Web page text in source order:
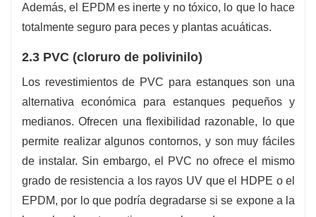
Además, el EPDM es inerte y no tóxico, lo que lo hace
totalmente seguro para peces y plantas acuáticas.
2.3 PVC (cloruro de polivinilo)
Los revestimientos de PVC para estanques son una
alternativa económica para estanques pequeños y
medianos. Ofrecen una flexibilidad razonable, lo que
permite realizar algunos contornos, y son muy fáciles
de instalar. Sin embargo, el PVC no ofrece el mismo
grado de resistencia a los rayos UV que el HDPE o el
EPDM, por lo que podría degradarse si se expone a la